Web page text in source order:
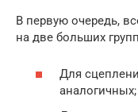
В первую очередь,
на две больших
Для
аналогичных;